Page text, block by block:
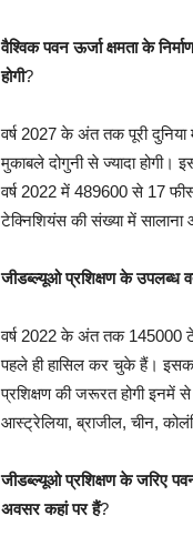
वैश्विक पवन ऊर्जा क्षमता के
होगी?
वर्ष 2027 के अंत तक पूरी दुनिया
मुकाबले दोगुनी से ज्यादा होगी।
वर्ष 2022 में 489600 से 17
टेक्निशियंस की संख्या में सालाना
जीडब्ल्यूओ प्रशिक्षण के उपलब्ध
वर्ष 2022 के अंत तक 145000
पहले ही हासिल कर चुके हैं।
प्रशिक्षण की जरूरत होगी इनमें
आस्ट्रेलिया, ब्राजील, चीन,
जीडब्ल्यूओ प्रशिक्षण के जरिए
अवसर कहां पर हैं?